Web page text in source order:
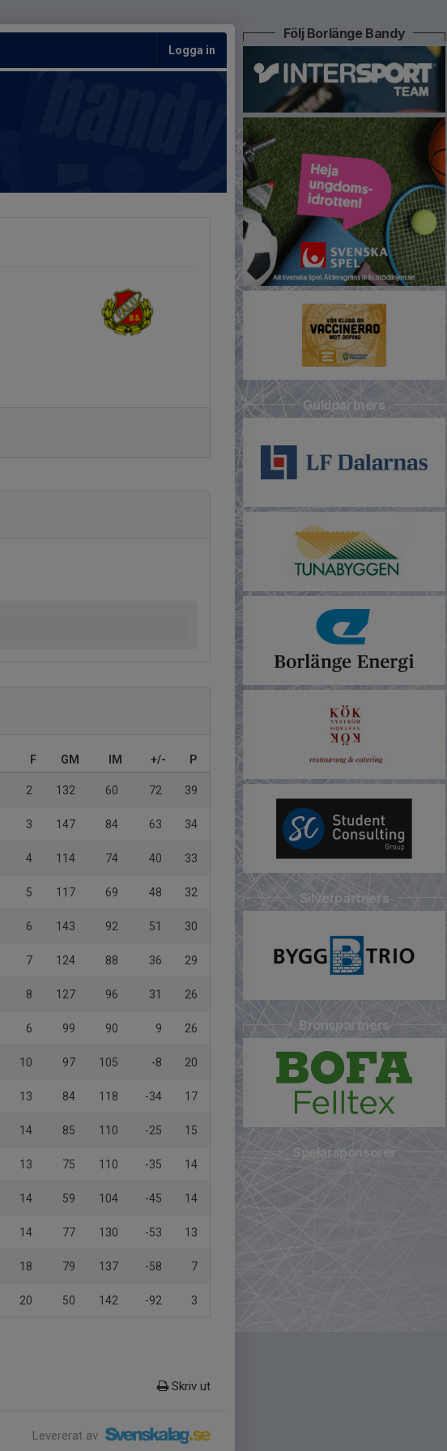
Logga in
F GM IM +/- P
2 132 60 72 39
3 147 84 63 34
4 114 74 40 33
5 117 69 48 32
6 143 92 51 30
7 124 88 36 29
8 127 96 31 26
6 99 90 9 26
10 97 105 -8 20
13 84 118 -34 17
14 85 110 -25 15
13 75 110 -35 14
14 59 104 -45 14
14 77 130 -53 13
18 79 137 -58 7
20 50 142 -92 3
Skriv ut
Levererat av
Följ Borlänge Bandy
Guldpartners
Silverpartners
Bronspartners
Spelarsponsorer